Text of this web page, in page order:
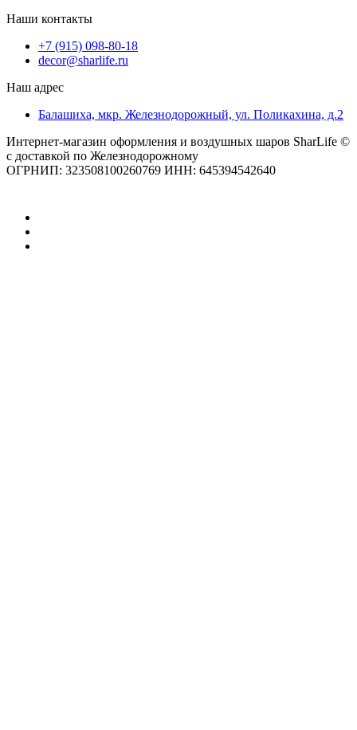
Наши контакты
+7 (915) 098-80-18
decor@sharlife.ru
Наш адрес
Балашиха, мкр. Железнодорожный, ул. Поликахина, д.2
Интернет-магазин оформления и воздушных шаров SharLife ©
с доставкой по Железнодорожному
ОГРНИП: 323508100260769 ИНН: 645394542640